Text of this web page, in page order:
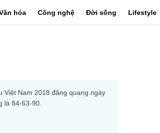
hóa Công nghệ Đời sống Lifestyle
Việt Nam 2018 đăng quang ngày
là 84-63-90.